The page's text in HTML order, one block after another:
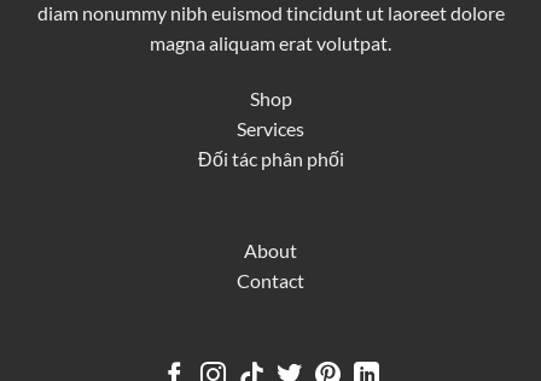
diam nonummy nibh euismod tincidunt ut laoreet dolore
magna aliquam erat volutpat.
Shop
Services
Đối tác phân phối
About
Contact